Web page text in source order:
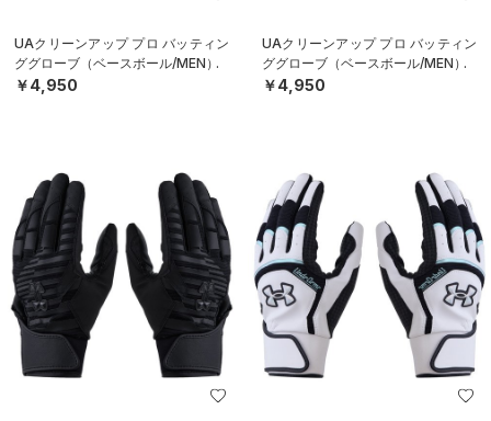
UAクリーンアップ プロ バッティン
ググローブ（ベースボール/MEN）
￥4,950
UAクリーンアップ プロ バッティン
ググローブ（ベースボール/MEN）
￥4,950